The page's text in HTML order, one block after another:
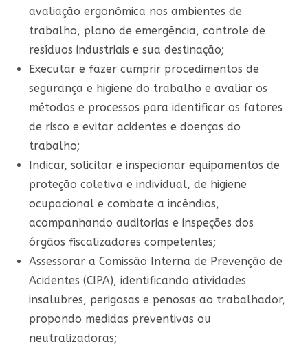
avaliação ergonômica nos ambientes de
trabalho, plano de emergência, controle de
resíduos industriais e sua destinação;
Executar e fazer cumprir procedimentos de
segurança e higiene do trabalho e avaliar os
métodos e processos para identificar os fatores
de risco e evitar acidentes e doenças do
trabalho;
Indicar, solicitar e inspecionar equipamentos de
proteção coletiva e individual, de higiene
ocupacional e combate a incêndios,
acompanhando auditorias e inspeções dos
órgãos fiscalizadores competentes;
Assessorar a Comissão Interna de Prevenção de
Acidentes (CIPA), identificando atividades
insalubres, perigosas e penosas ao trabalhador,
propondo medidas preventivas ou
neutralizadoras;